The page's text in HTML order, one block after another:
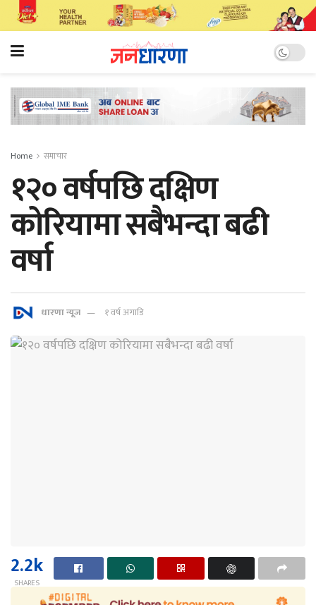
Home समाचार
१२० वर्षपछि दक्षिण
कोरियामा सबैभन्दा बढी
वर्षा
धारणा न्यूज १ वर्ष अगाडि
2.2k
SHARES